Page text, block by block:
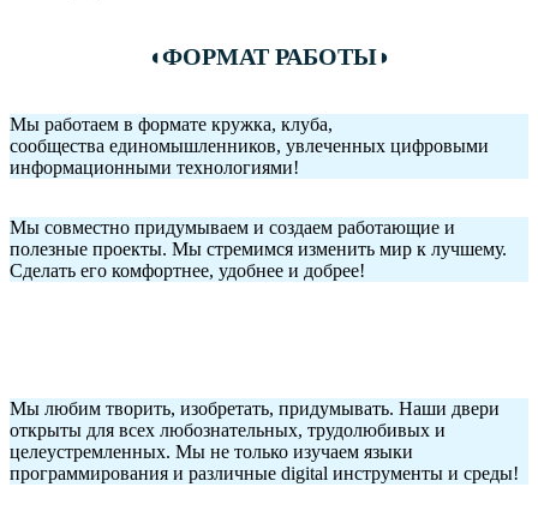
◖ФОРМАТ РАБОТЫ◗
Мы работаем в формате кружка, клуба,
сообщества единомышленников, увлеченных цифровыми
информационными технологиями!
Мы совместно придумываем и создаем работающие и
полезные проекты. Мы стремимся изменить мир к лучшему.
Сделать его комфортнее, удобнее и добрее!
Мы любим творить, изобретать, придумывать. Наши двери
открыты для всех любознательных, трудолюбивых и
целеустремленных. Мы не только изучаем языки
программирования и различные digital инструменты и среды!